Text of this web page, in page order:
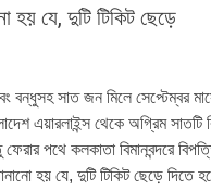
যে, দুটি টিকিট ছেড়ে
বন্ধুসহ সাত জন মিলে সেপ্টেম্বর
এয়ারলাইন্স থেকে অগ্রিম সাতটি
পথে কলকাতা বিমানবন্দরে
হয় যে, দুটি টিকিট ছেড়ে দিতে